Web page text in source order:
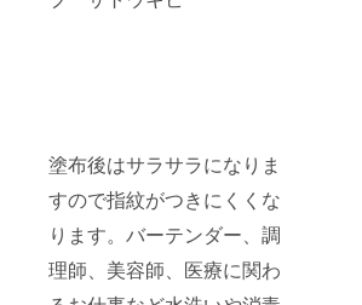
塗布後はサラサラになりま
すので指紋がつきにくくな
ります。バーテンダー、調
理師、美容師、医療に関わ